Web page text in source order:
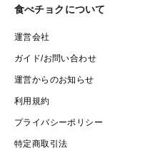
食べチョクについて
運営会社
ガイド/お問い合わせ
運営からのお知らせ
利用規約
プライバシーポリシー
特定商取引法